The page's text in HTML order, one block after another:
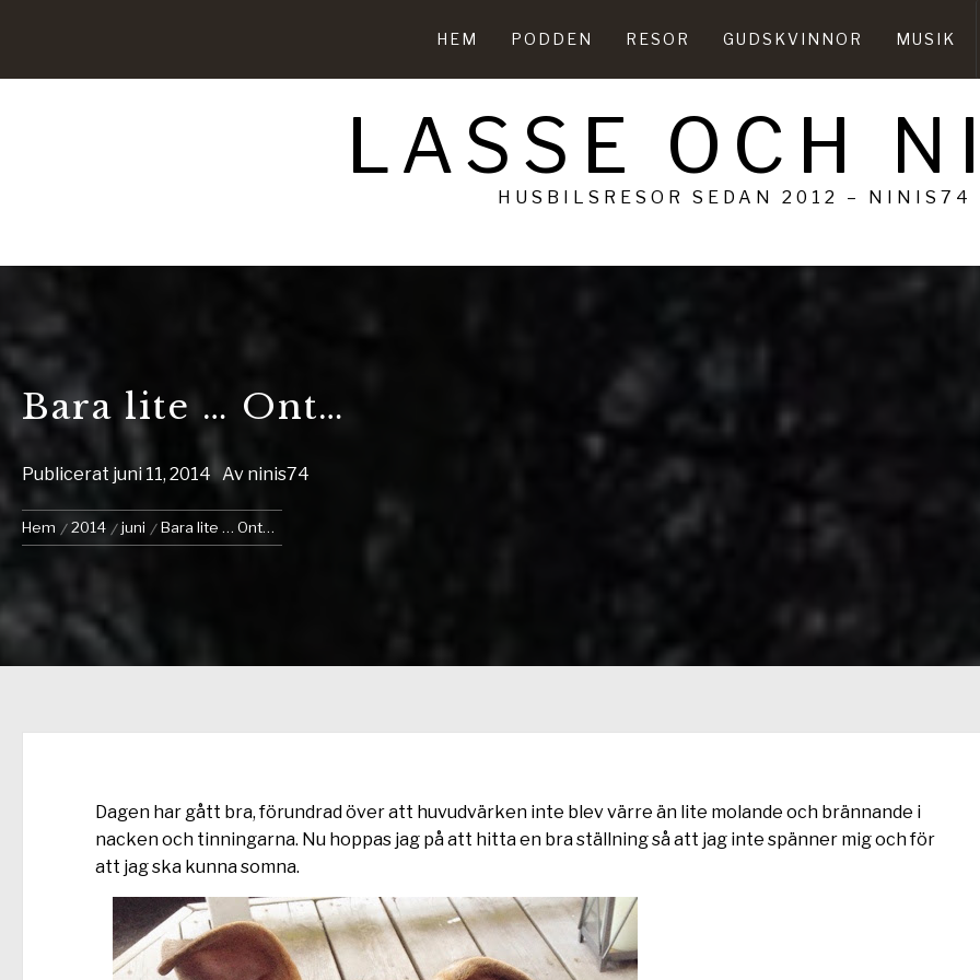
HEM PODDEN RESOR GUDSKVINNOR MUSIK
LASSE OCH
HUSBILSRESOR SEDAN 2012 – NINIS74
Bara lite … Ont…
Publicerat juni 11, 2014 Av ninis74
Hem 2014 juni Bara lite … Ont…
Dagen har gått bra, förundrad över att huvudvärken inte blev värre än lite molande och brännande i
nacken och tinningarna. Nu hoppas jag på att hitta en bra ställning så att jag inte spänner mig och för
att jag ska kunna somna.